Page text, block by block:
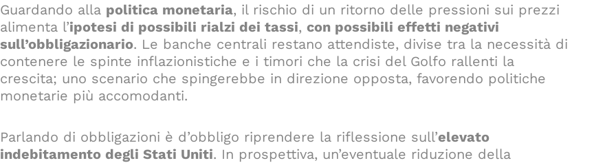
Guardando alla politica monetaria, il rischio di un ritorno delle pressioni sui prezzi
alimenta l’ipotesi di possibili rialzi dei tassi, con possibili effetti negativi
sull’obbligazionario. Le banche centrali restano attendiste, divise tra la necessità di
contenere le spinte inflazionistiche e i timori che la crisi del Golfo rallenti la
crescita; uno scenario che spingerebbe in direzione opposta, favorendo politiche
monetarie più accomodanti.
Parlando di obbligazioni è d’obbligo riprendere la riflessione sull’elevato
indebitamento degli Stati Uniti. In prospettiva, un’eventuale riduzione della